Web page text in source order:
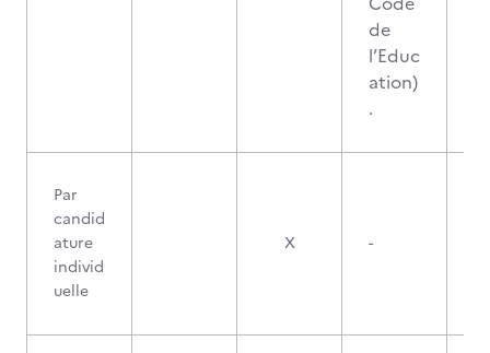
de
l’Educ
ation)
.
Par
candid
ature
individ
uelle
X -